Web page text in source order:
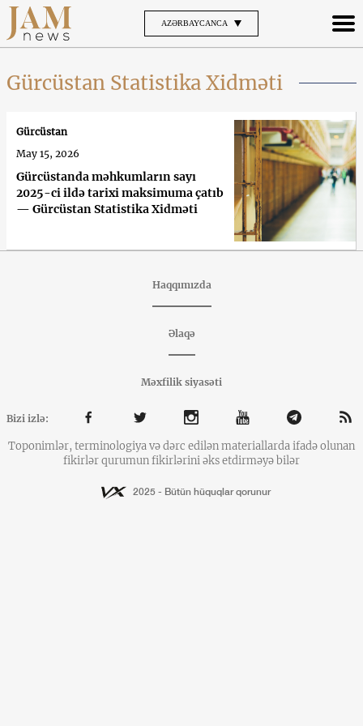
AZƏRBAYCANCA
Gürcüstan Statistika Xidməti
Gürcüstanda məhkumların sayı
2025-ci ildə tarixi maksimuma çatıb
— Gürcüstan Statistika Xidməti
Gürcüstan
May 15, 2026
Haqqımızda
Əlaqə
Məxfilik siyasəti
Bizi izlə:
Toponimlər, terminologiya və dərc edilən materiallarda ifadə olunan
fikirlər qurumun fikirlərini əks etdirməyə bilər
2025 - Bütün hüquqlar qorunur